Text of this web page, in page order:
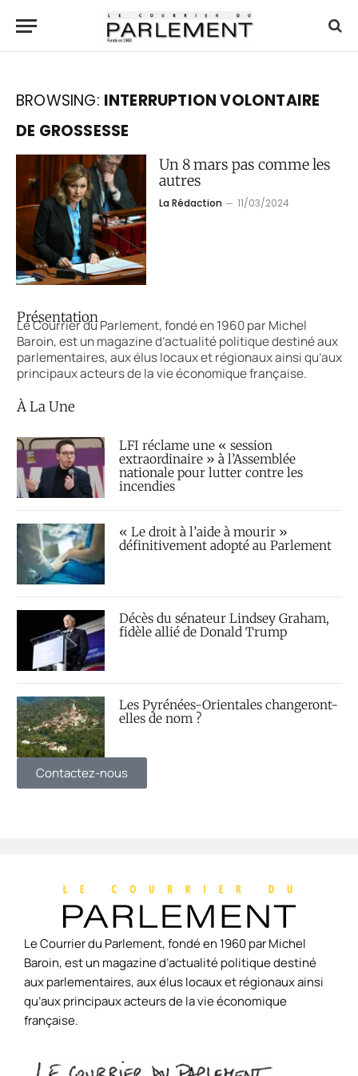
BROWSING: INTERRUPTION VOLONTAIRE
DE GROSSESSE
Un 8 mars pas comme les
autres
La Rédaction 11/03/2024
Présentation
Le Courrier du Parlement, fondé en 1960 par Michel
Baroin, est un magazine d’actualité politique destiné aux
parlementaires, aux élus locaux et régionaux ainsi qu’aux
principaux acteurs de la vie économique française.
À La Une
LFI réclame une « session
extraordinaire » à l’Assemblée
nationale pour lutter contre les
incendies
« Le droit à l’aide à mourir »
définitivement adopté au Parlement
Décès du sénateur Lindsey Graham,
fidèle allié de Donald Trump
Les Pyrénées-Orientales changeront-
elles de nom ?
Contactez-nous
Le Courrier du Parlement, fondé en 1960 par Michel
Baroin, est un magazine d’actualité politique destiné
aux parlementaires, aux élus locaux et régionaux ainsi
qu’aux principaux acteurs de la vie économique
française.